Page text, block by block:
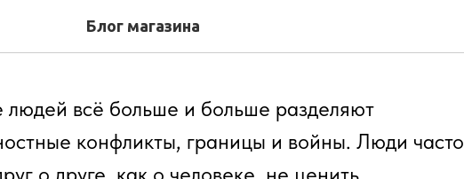
Блог магазина
по Херсону
всё больше и больше разделяют
конфликты, границы и войны. Люди часто